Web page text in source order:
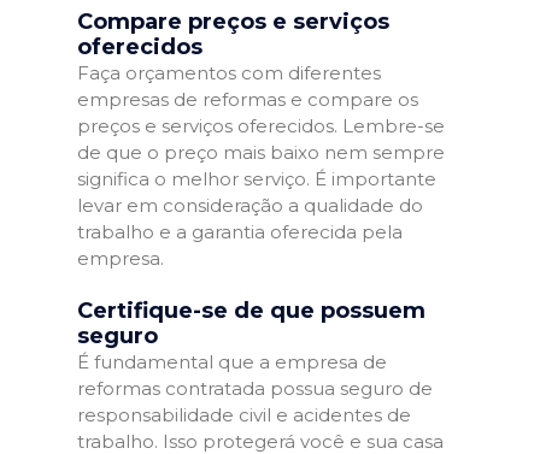
Compare preços e serviços
oferecidos
Faça orçamentos com diferentes
empresas de reformas e compare os
preços e serviços oferecidos. Lembre-se
de que o preço mais baixo nem sempre
significa o melhor serviço. É importante
levar em consideração a qualidade do
trabalho e a garantia oferecida pela
empresa.
Certifique-se de que possuem
seguro
É fundamental que a empresa de
reformas contratada possua seguro de
responsabilidade civil e acidentes de
trabalho. Isso protegerá você e sua casa